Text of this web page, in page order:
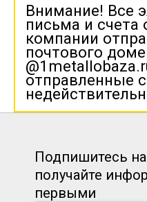
Внимание! Все
письма и
компании
почтового
отправленные
Подпишитесь
получайте
первыми